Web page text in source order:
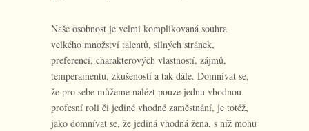
Naše osobnost je velmi komplikovaná souhra
velkého množství talentů, silných stránek,
preferencí, charakterových vlastností, zájmů,
temperamentu, zkušeností a tak dále. Domnívat se,
že pro sebe můžeme nalézt pouze jednu vhodnou
profesní roli či jediné vhodné zaměstnání, je totéž,
jako domnívat se, že jediná vhodná žena, s níž mohu